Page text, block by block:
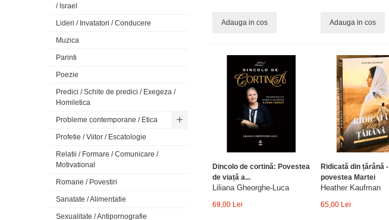
Adauga in cos Adauga in cos
Dincolo de cortină: Povestea
de viață a...
Liliana Gheorghe-Luca
69,00 Lei
Ridicată din țărână -
povestea Martei
Heather Kaufman
65,00 Lei
/ Israel
Lideri / Invatatori / Conducere
Muzica
Parinti
Poezie
Predici / Schite de predici / Exegeza /
Homiletica
Probleme contemporane / Etica
Profetie / Viitor / Escatologie
Relatii / Formare / Comunicare /
Motivational
Romane / Povestiri
Sanatate / Alimentatie
Sexualitate / Antipornografie